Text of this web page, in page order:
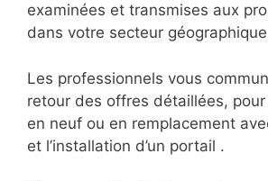
examinées et transmises aux
dans votre secteur
Les professionnels vous
retour des offres détaillées,
en neuf ou en remplacement
et l’installation d’un portail .